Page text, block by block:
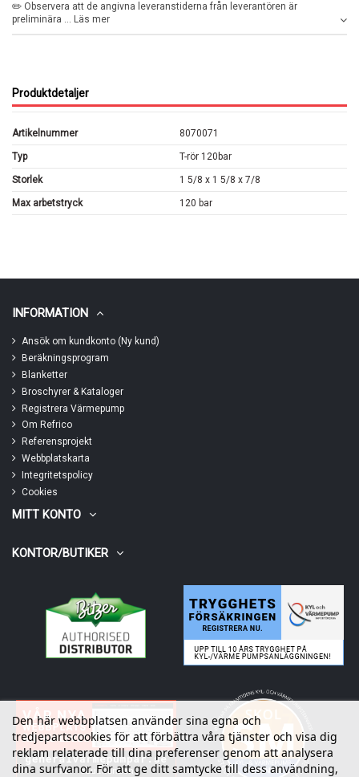
✏️ Observera att de angivna leveranstiderna från leverantören är
preliminära ... Läs mer
Produktdetaljer
Artikelnummer 8070071
Typ T-rör 120bar
Storlek 1 5/8 x 1 5/8 x 7/8
Max arbetstryck 120 bar
INFORMATION
Ansök om kundkonto (Ny kund)
Beräkningsprogram
Blanketter
Broschyrer & Kataloger
Registrera Värmepump
Om Refrico
Referensprojekt
Webbplatskarta
Integritetspolicy
Cookies
MITT KONTO
KONTOR/BUTIKER
Den här webbplatsen använder sina egna och
tredjepartscookies för att förbättra våra tjänster och visa dig
reklam relaterade till dina preferenser genom att analysera
dina surfvanor. För att ge ditt samtycke till dess användning,